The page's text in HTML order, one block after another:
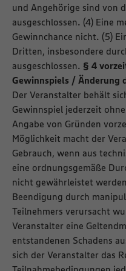
und Angehörige sind von
ausgeschlossen. (4) Eine
Gewinnchance nicht. (5)
Dritten, insbesondere
ausgeschlossen. § 4
Gewinnspiels / Änderung
Der Veranstalter behält
Gewinnspiel jederzeit
Angabe von Gründen
Möglichkeit macht der
Gebrauch, wenn aus
eine ordnungsgemäße
nicht gewährleistet
Beendigung durch
Teilnehmers verursacht
Veranstalter eine
entstandenen Schadens
sich der Veranstalter das